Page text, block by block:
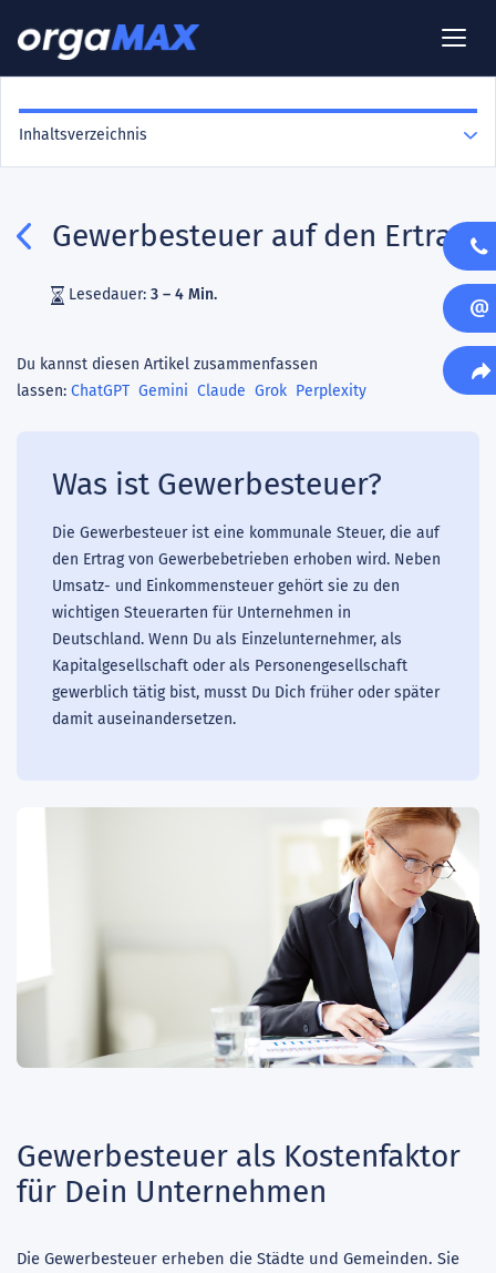
Gewerbesteuer auf den Ertrag
Lesedauer: 3 – 4 Min.
Du kannst diesen Artikel zusammenfassen
lassen: ChatGPT Gemini Claude Grok Perplexity
Was ist Gewerbesteuer?
Die Gewerbesteuer ist eine kommunale Steuer, die auf
den Ertrag von Gewerbebetrieben erhoben wird. Neben
Umsatz- und Einkommensteuer gehört sie zu den
wichtigen Steuerarten für Unternehmen in
Deutschland. Wenn Du als Einzelunternehmer, als
Kapitalgesellschaft oder als Personengesellschaft
gewerblich tätig bist, musst Du Dich früher oder später
damit auseinandersetzen.
Gewerbesteuer als Kostenfaktor
für Dein Unternehmen
Die Gewerbesteuer erheben die Städte und Gemeinden. Sie
Inhaltsverzeichnis